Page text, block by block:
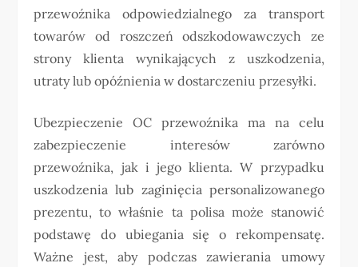
przewoźnika odpowiedzialnego za transport
towarów od roszczeń odszkodowawczych ze
strony klienta wynikających z uszkodzenia,
utraty lub opóźnienia w dostarczeniu przesyłki.
Ubezpieczenie OC przewoźnika ma na celu
zabezpieczenie interesów zarówno
przewoźnika, jak i jego klienta. W przypadku
uszkodzenia lub zaginięcia personalizowanego
prezentu, to właśnie ta polisa może stanowić
podstawę do ubiegania się o rekompensatę.
Ważne jest, aby podczas zawierania umowy